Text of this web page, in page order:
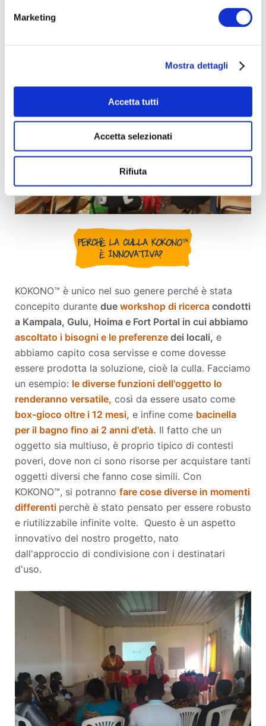
Marketing
Mostra dettagli
Accetta tutti
Accetta selezionati
Rifiuta
comunità, generando per loro un'
opportunità di
KOKONO™ è unico nel suo genere perché è stata
concepito durante due workshop di ricerca condotti
a Kampala, Gulu, Hoima e Fort Portal in cui abbiamo
ascoltato i bisogni e le preferenze dei locali, e
abbiamo capito cosa servisse e come dovesse
essere prodotta la soluzione, cioè la culla. Facciamo
un esempio: le diverse funzioni dell'oggetto lo
renderanno versatile, così da essere usato come
box-gioco oltre i 12 mesi, e infine come bacinella
per il bagno fino ai 2 anni d'età. Il fatto che un
oggetto sia multiuso, è proprio tipico di contesti
poveri, dove non ci sono risorse per acquistare tanti
oggetti diversi che fanno cose simili. Con
KOKONO™, si potranno fare cose diverse in momenti
differenti perchè è stato pensato per essere robusto
e riutilizzabile infinite volte. Questo è un aspetto
innovativo del nostro progetto, nato
dall'approccio di condivisione con i destinatari
d'uso.